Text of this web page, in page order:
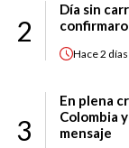
2
Día sin
Hace2 días
3
En plena
Colombia
mensaje